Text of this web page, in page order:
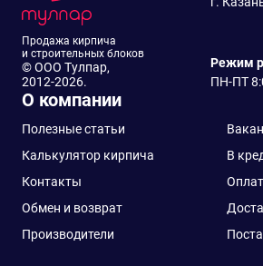
Челнинский
Шеланговский
Ядринский
Продажа кирпича
и строительных блоков
© ООО Тулпар,
2012-2026.
Режим
ПН-ПТ
О компании
Полезные статьи
Калькулятор кирпича
В
Контакты
Обмен и возврат
Производители